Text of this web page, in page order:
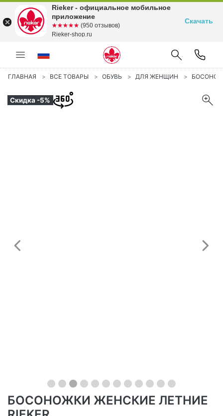
ГЛАВНАЯ ВСЕ ТОВАРЫ ОБУВЬ ДЛЯ ЖЕНЩИН
Скидка -5%
Предыдущий
БОСОНОЖКИ ЖЕНСКИЕ ЛЕТНИЕ
Rieker - официальное мобильное
приложение
☆☆☆☆☆
★★★★★ (950 отзывов)
Rieker-shop.ru
Скачать